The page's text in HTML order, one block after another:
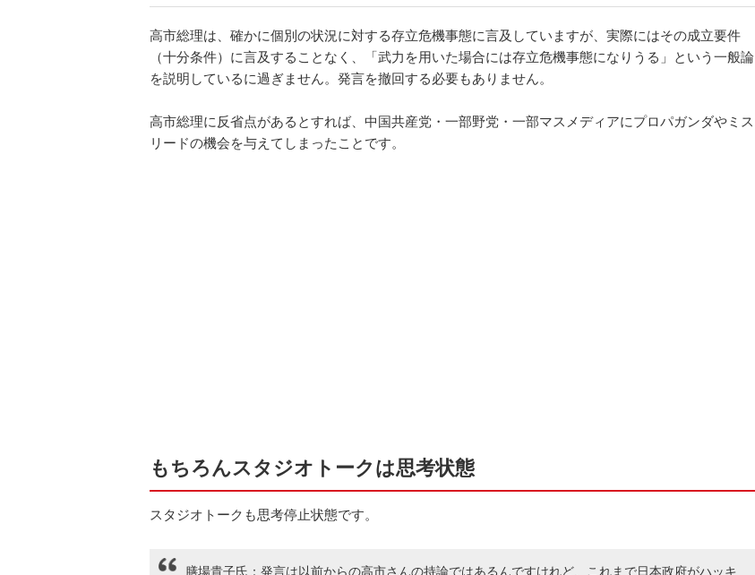
高市総理は、確かに個別の状況に対する存立危機事態に言及していますが、実際にはその成立要件
（十分条件）に言及することなく、「武力を用いた場合には存立危機事態になりうる」という一般論
を説明しているに過ぎません。発言を撤回する必要もありません。
高市総理に反省点があるとすれば、中国共産党・一部野党・一部マスメディアにプロパガンダやミス
リードの機会を与えてしまったことです。
もちろんスタジオトークは思考状態
スタジオトークも思考停止状態です。
膳場貴子氏：発言は以前からの高市さんの持論ではあるんですけれど、これまで日本政府がハッキ